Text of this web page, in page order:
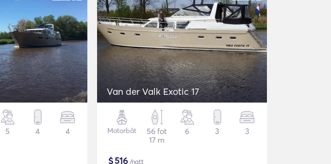
5 4 4
Van der Valk Exotic 17
Motorbåt
56 fot
17 m
6 3 3
$516/natt